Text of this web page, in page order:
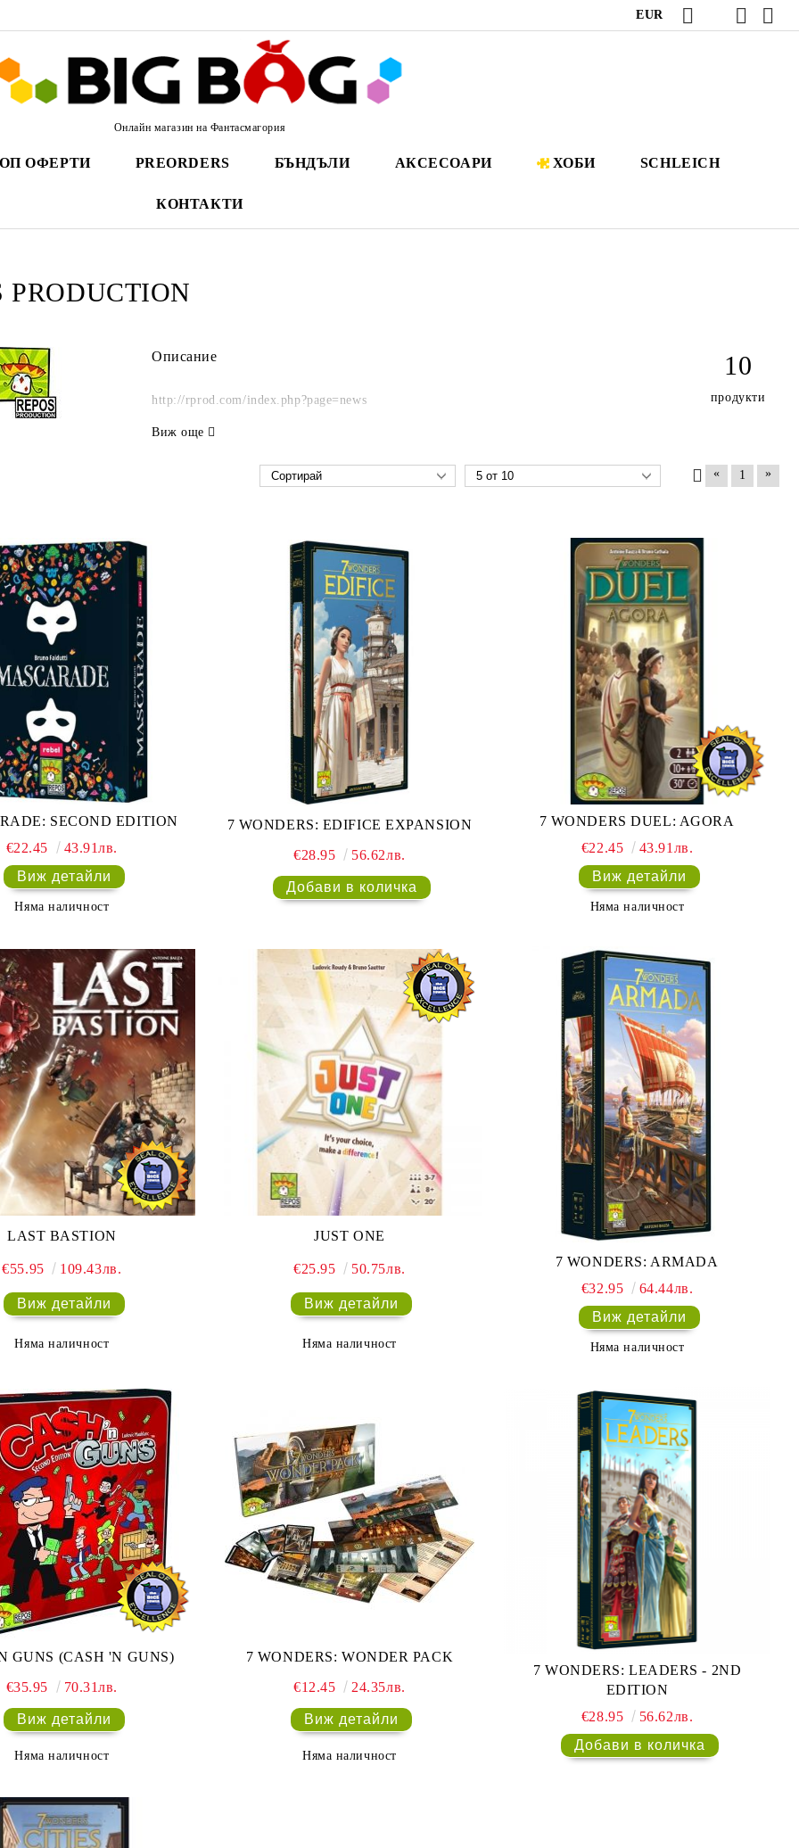
EUR
Онлайн магазин на Фантасмагория
ОФЕРТИ PREORDERS БЪНДЪЛИ АКСЕСОАРИ ХОБИ SCHLEICH
КОНТАКТИ
PRODUCTION
Описание
http://rprod.com/index.php?page=news
Виж още
10
продукти
« 1 »
SECOND EDITION
€22.45
43.91лв.
Виж детайли
Няма наличност
7 WONDERS: EDIFICE EXPANSION
€28.95
56.62лв.
7 WONDERS DUEL: AGORA
€22.45
43.91лв.
Виж детайли
Няма наличност
LAST BASTION
€55.95 109.43лв.
Виж детайли
Няма наличност
JUST ONE
€25.95 50.75лв.
Виж детайли
Няма наличност
7 WONDERS: ARMADA
€32.95
64.44лв.
Виж детайли
Няма наличност
GUNS (CASH 'N GUNS)
€35.95 70.31лв.
Виж детайли
Няма наличност
7 WONDERS: WONDER PACK
€12.45 24.35лв.
Виж детайли
Няма наличност
7 WONDERS: LEADERS - 2ND
EDITION
€28.95
56.62лв.